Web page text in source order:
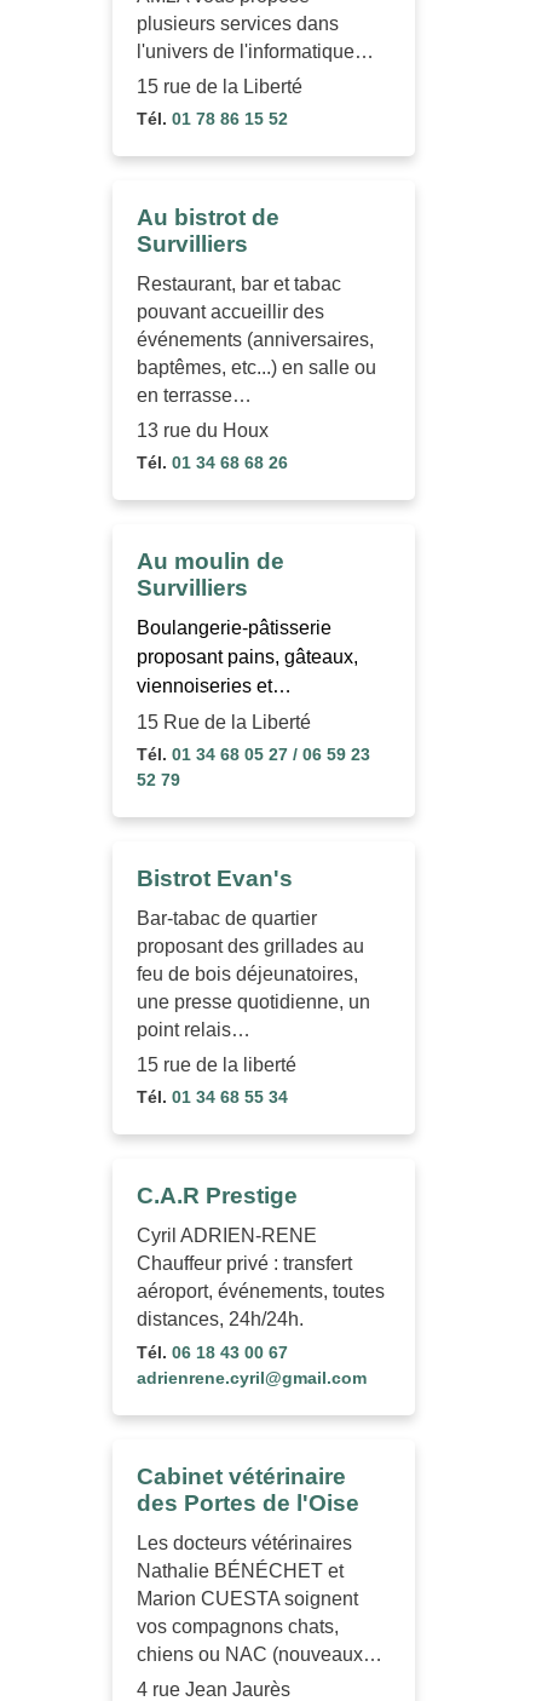
plusieurs services dans
l'univers de l'informatique…
15 rue de la Liberté
Tél. 01 78 86 15 52
Au bistrot de
Survilliers
Restaurant, bar et tabac
pouvant accueillir des
événements (anniversaires,
baptêmes, etc...) en salle ou
en terrasse…
13 rue du Houx
Tél. 01 34 68 68 26
Au moulin de
Survilliers
Boulangerie-pâtisserie
proposant pains, gâteaux,
viennoiseries et…
15 Rue de la Liberté
Tél. 01 34 68 05 27 / 06 59 23
52 79
Bistrot Evan's
Bar-tabac de quartier
proposant des grillades au
feu de bois déjeunatoires,
une presse quotidienne, un
point relais…
15 rue de la liberté
Tél. 01 34 68 55 34
C.A.R Prestige
Cyril ADRIEN-RENE
Chauffeur privé : transfert
aéroport, événements, toutes
distances, 24h/24h.
Tél. 06 18 43 00 67
adrienrene.cyril@gmail.com
Cabinet vétérinaire
des Portes de l'Oise
Les docteurs vétérinaires
Nathalie BÉNÉCHET et
Marion CUESTA soignent
vos compagnons chats,
chiens ou NAC (nouveaux…
4 rue Jean Jaurès